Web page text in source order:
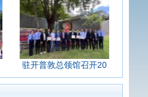
驻开普敦总领馆召开20